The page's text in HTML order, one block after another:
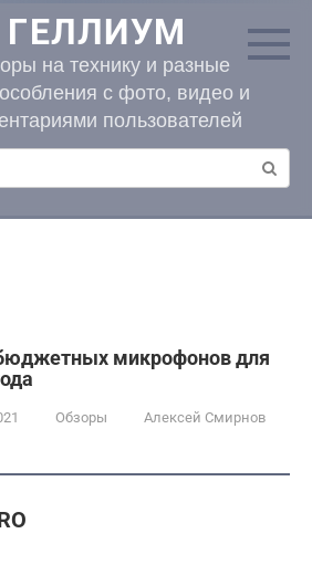
ГЕЛЛИУМ
на технику и разные
с фото, видео и
пользователей
микрофонов для
Обзоры Алексей Смирнов